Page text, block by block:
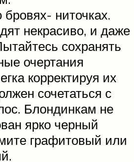
бровях- ниточках.
некрасиво, и даже
сохранять
очертания
корректируя их
сочетаться с
Блондинкам не
ярко черный
графитовый или